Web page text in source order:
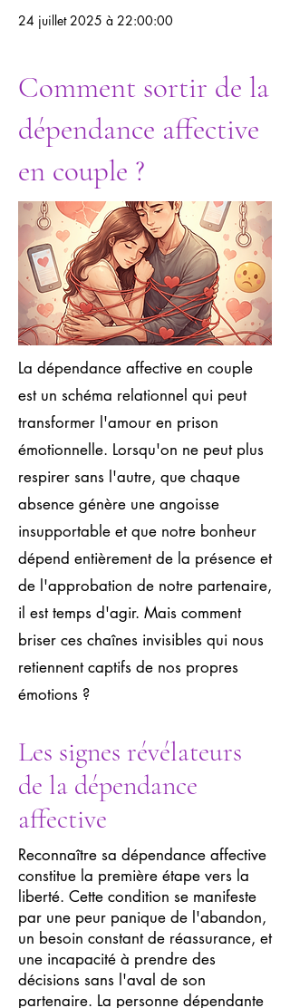
24 juillet 2025 à 22:00:00
Comment sortir de la
dépendance affective
en couple ?
La dépendance affective en couple
est un schéma relationnel qui peut
transformer l'amour en prison
émotionnelle. Lorsqu'on ne peut plus
respirer sans l'autre, que chaque
absence génère une angoisse
insupportable et que notre bonheur
dépend entièrement de la présence et
de l'approbation de notre partenaire,
il est temps d'agir. Mais comment
briser ces chaînes invisibles qui nous
retiennent captifs de nos propres
émotions ?
Les signes révélateurs
de la dépendance
affective
Reconnaître sa dépendance affective
constitue la première étape vers la
liberté. Cette condition se manifeste
par une peur panique de l'abandon,
un besoin constant de réassurance, et
une incapacité à prendre des
décisions sans l'aval de son
partenaire. La personne dépendante